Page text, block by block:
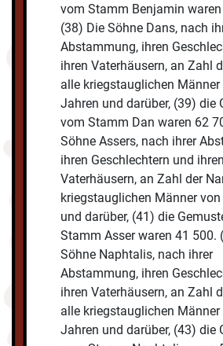
vom Stamm Benjamin
(38) Die Söhne Dans, nach
Abstammung, ihren
ihren Vaterhäusern, an Zahl
alle kriegstauglichen Männer
Jahren und darüber, (39) die
vom Stamm Dan waren 62
Söhne Assers, nach ihrer
ihren Geschlechtern und ihren
Vaterhäusern, an Zahl der
kriegstauglichen Männer
und darüber, (41) die
Stamm Asser waren 41 500.
Söhne Naphtalis, nach ihrer
Abstammung, ihren
ihren Vaterhäusern, an Zahl
alle kriegstauglichen Männer
Jahren und darüber, (43) die